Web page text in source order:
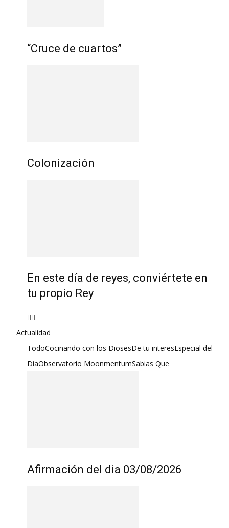
“Cruce de cuartos”
Colonización
En este día de reyes, conviértete en
tu propio Rey
Actualidad
TodoCocinando con los DiosesDe tu interesEspecial del
DiaObservatorio MoonmentumSabias Que
Afirmación del dia 03/08/2026